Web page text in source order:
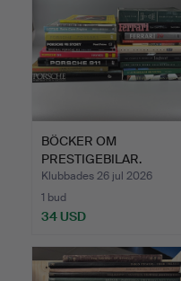
BÖCKER OM
PRESTIGEBILAR.
Klubbades 26 jul 2026
1 bud
34 USD